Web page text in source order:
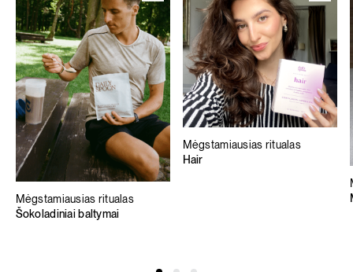
Mėgstamiausias ritualas
Šokoladiniai baltymai
Mėgstamiausias ritualas
Hair